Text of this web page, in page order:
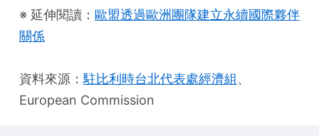
※ 延伸閱讀： 歐盟透過歐洲團隊建立永續國際夥伴
關係
資料來源：駐比利時台北代表處經濟組、
European Commission